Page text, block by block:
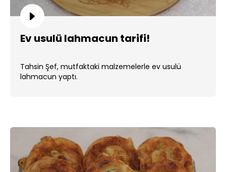
Ev usulü lahmacun tarifi!
Tahsin Şef, mutfaktaki malzemelerle ev usulü
lahmacun yaptı.